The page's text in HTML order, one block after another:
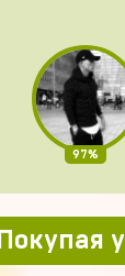
97%
Покупая